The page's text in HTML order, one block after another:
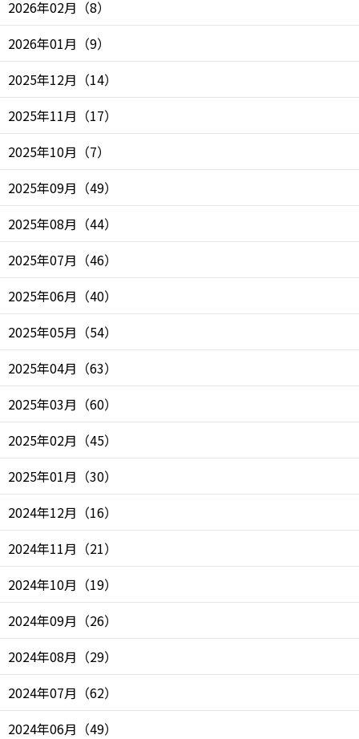
2026年02月 （8）
2026年01月 （9）
2025年12月 （14）
2025年11月 （17）
2025年10月 （7）
2025年09月 （49）
2025年08月 （44）
2025年07月 （46）
2025年06月 （40）
2025年05月 （54）
2025年04月 （63）
2025年03月 （60）
2025年02月 （45）
2025年01月 （30）
2024年12月 （16）
2024年11月 （21）
2024年10月 （19）
2024年09月 （26）
2024年08月 （29）
2024年07月 （62）
2024年06月 （49）